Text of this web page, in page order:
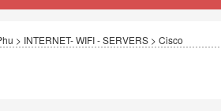
> INTERNET- WIFI - SERVERS> Cisco